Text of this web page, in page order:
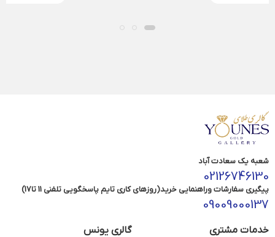
شعبه یک سعادت آباد
02126746130
پیگیری سفارشات وراهنمایی خرید(روزهای کاری تایم پاسخگویی تلفنی 11 تا17)
09009000137
خدمات مشتری گالری یونس